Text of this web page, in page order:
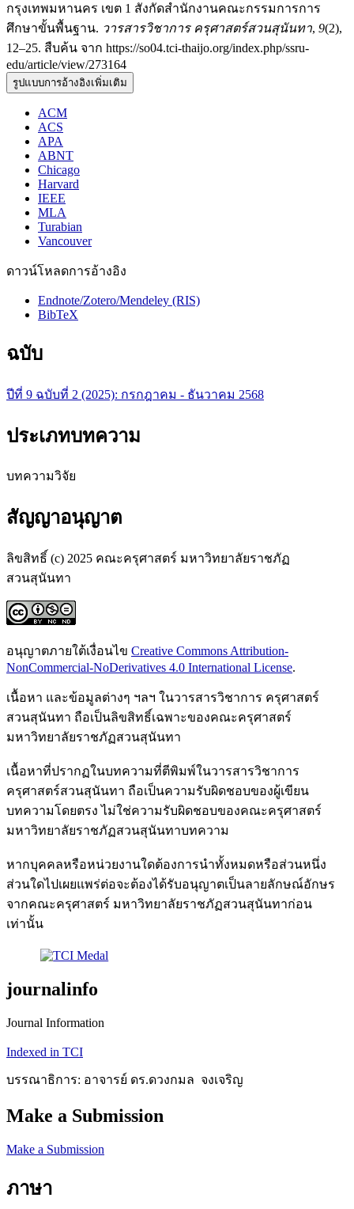
กรุงเทพมหานคร เขต 1 สังกัดสำนักงานคณะกรรมการการ
ศึกษาขั้นพื้นฐาน. วารสารวิชาการ ครุศาสตร์สวนสุนันทา, 9(2),
12–25. สืบค้น จาก https://so04.tci-thaijo.org/index.php/ssru-
edu/article/view/273164
รูปแบบการอ้างอิงเพิ่มเติม
ACM
ACS
APA
ABNT
Chicago
Harvard
IEEE
MLA
Turabian
Vancouver
ดาวน์โหลดการอ้างอิง
Endnote/Zotero/Mendeley (RIS)
BibTeX
ฉบับ
ปีที่ 9 ฉบับที่ 2 (2025): กรกฎาคม - ธันวาคม 2568
ประเภทบทความ
บทความวิจัย
สัญญาอนุญาต
ลิขสิทธิ์ (c) 2025 คณะครุศาสตร์ มหาวิทยาลัยราชภัฏ
สวนสุนันทา
อนุญาตภายใต้เงื่อนไข Creative Commons Attribution-
NonCommercial-NoDerivatives 4.0 International License.
เนื้อหา และข้อมูลต่างๆ ฯลฯ ในวารสารวิชาการ ครุศาสตร์
สวนสุนันทา ถือเป็นลิขสิทธิ์เฉพาะของคณะครุศาสตร์
มหาวิทยาลัยราชภัฏสวนสุนันทา
เนื้อหาที่ปรากฏในบทความที่ตีพิมพ์ในวารสารวิชาการ
ครุศาสตร์สวนสุนันทา ถือเป็นความรับผิดชอบของผู้เขียน
บทความโดยตรง ไม่ใช่ความรับผิดชอบของคณะครุศาสตร์
มหาวิทยาลัยราชภัฏสวนสุนันทาบทความ
หากบุคคลหรือหน่วยงานใดต้องการนำทั้งหมดหรือส่วนหนึ่ง
ส่วนใดไปเผยแพร่ต่อจะต้องได้รับอนุญาตเป็นลายลักษณ์อักษร
จากคณะครุศาสตร์ มหาวิทยาลัยราชภัฏสวนสุนันทาก่อน
เท่านั้น
journalinfo
Journal Information
Indexed in TCI
บรรณาธิการ: อาจารย์ ดร.ดวงกมล จงเจริญ
Make a Submission
Make a Submission
ภาษา